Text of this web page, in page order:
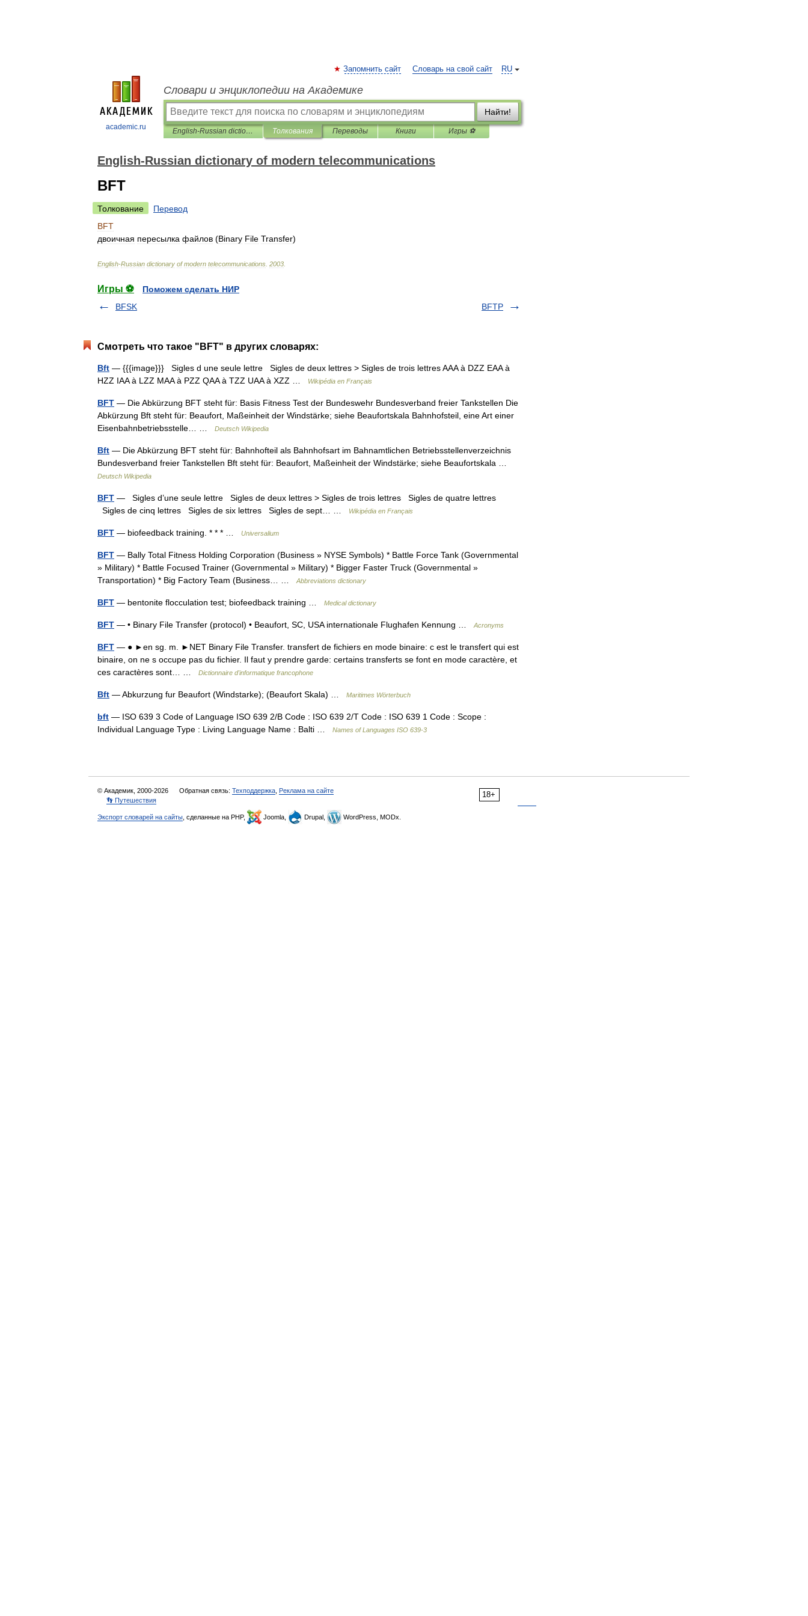
academic.ru
RU
Запомнить сайт Словарь на свой сайт
Словари и энциклопедии на Академике
Найти!
English-Russian dictionary of modern telecommunications Толкования Переводы Книги Игры ⚽
English-Russian dictionary of modern telecommunications
BFT
Толкование
Перевод
BFT
двоичная пересылка файлов (Binary File Transfer)
English-Russian dictionary of modern telecommunications 2003
Игры ⚽
Поможем сделать НИР
BFSK
BFTP
Смотреть что такое "BFT" в других словарях:
Bft — {{{image}}} Sigles d une seule lettre Sigles de deux lettres > Sigles de trois lettres AAA à DZZ EAA à
HZZ IAA à LZZ MAA à PZZ QAA à TZZ UAA à XZZ …
Wikipédia en Français
BFT — Die Abkürzung BFT steht für: Basis Fitness Test der Bundeswehr Bundesverband freier Tankstellen Die
Abkürzung Bft steht für: Beaufort, Maßeinheit der Windstärke; siehe Beaufortskala Bahnhofsteil, eine Art einer
Eisenbahnbetriebsstelle… …
Deutsch Wikipedia
Bft — Die Abkürzung BFT steht für: Bahnhofteil als Bahnhofsart im Bahnamtlichen Betriebsstellenverzeichnis
Bundesverband freier Tankstellen Bft steht für: Beaufort, Maßeinheit der Windstärke; siehe Beaufortskala …
Deutsch Wikipedia
BFT — Sigles d’une seule lettre Sigles de deux lettres > Sigles de trois lettres Sigles de quatre lettres
Sigles de cinq lettres Sigles de six lettres Sigles de sept… …
Wikipédia en Français
BFT — biofeedback training. * * * … Universalium
BFT — Bally Total Fitness Holding Corporation (Business » NYSE Symbols) * Battle Force Tank (Governmental
» Military) * Battle Focused Trainer (Governmental » Military) * Bigger Faster Truck (Governmental »
Transportation) * Big Factory Team (Business… …
Abbreviations dictionary
BFT — bentonite flocculation test; biofeedback training … Medical dictionary
BFT — • Binary File Transfer (protocol) • Beaufort, SC, USA internationale Flughafen Kennung … Acronyms
BFT — ● ►en sg. m. ►NET Binary File Transfer. transfert de fichiers en mode binaire: c est le transfert qui est
binaire, on ne s occupe pas du fichier. Il faut y prendre garde: certains transferts se font en mode caractère, et
ces caractères sont… …
Dictionnaire d'informatique francophone
Bft — Abkurzung fur Beaufort (Windstarke); (Beaufort Skala) … Maritimes Wörterbuch
bft — ISO 639 3 Code of Language ISO 639 2/B Code : ISO 639 2/T Code : ISO 639 1 Code : Scope :
Individual Language Type : Living Language Name : Balti …
Names of Languages ISO 639-3
18+
© Академик, 2000-2026 Обратная связь: Техподдержка Реклама на сайте
👣 Путешествия
Экспорт словарей на сайты , сделанные на PHP, Joomla, Drupal, WordPress, MODx.